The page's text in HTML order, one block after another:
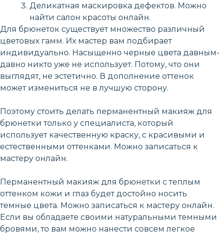
Деликатная маскировка дефектов. Можно
найти салон красоты онлайн.
Для брюнеток существует множество различный
цветовых гамм. Их мастер вам подбирает
индивидуально. Насыщенно черные цвета давным-
давно никто уже не использует. Потому, что они
выглядят, не эстетично. В дополнение оттенок
может измениться не в лучшую сторону.
Поэтому стоить делать перманентный макияж для
брюнетки только у специалиста, который
использует качественную краску, с красивыми и
естественными оттенками. Можно записаться к
мастеру онлайн.
Перманентный макияж для брюнетки с теплым
оттенком кожи и глаз будет достойно носить
темные цвета. Можно записаться к мастеру онлайн.
Если вы обладаете своими натуральными темными
бровями, то вам можно нанести совсем легкое